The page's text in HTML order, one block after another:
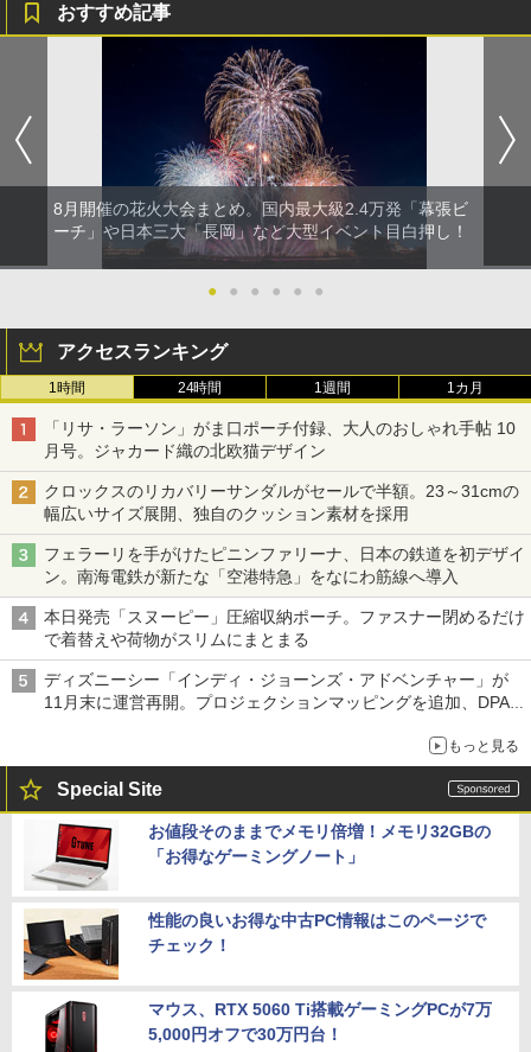
おすすめ記事
8月開催の花火大会まとめ。国内最大級2.4万発「幕張ビ
ーチ」や日本三大「長岡」など大型イベント目白押し！
● ● ● ● ● ●
アクセスランキング
1時間 24時間 1週間 1カ月
「リサ・ラーソン」がま口ポーチ付録、大人のおしゃれ手帖 10
月号。ジャカード織の北欧猫デザイン
クロックスのリカバリーサンダルがセールで半額。23～31cmの
幅広いサイズ展開、独自のクッション素材を採用
フェラーリを手がけたピニンファリーナ、日本の鉄道を初デザイ
ン。南海電鉄が新たな「空港特急」をなにわ筋線へ導入
本日発売「スヌーピー」圧縮収納ポーチ。ファスナー閉めるだけ
で着替えや荷物がスリムにまとまる
ディズニーシー「インディ・ジョーンズ・アドベンチャー」が
11月末に運営再開。プロジェクションマッピングを追加、DPA
もっと見る
Special Site
お値段そのままでメモリ倍増！メモリ32GBの
「お得なゲーミングノート」
性能の良いお得な中古PC情報はこのページで
チェック！
マウス、RTX 5060 Ti搭載ゲーミングPCが7万
5,000円オフで30万円台！